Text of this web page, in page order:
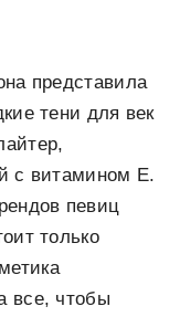
представила
тени для век
с витамином E.
певиц
только
все, чтобы